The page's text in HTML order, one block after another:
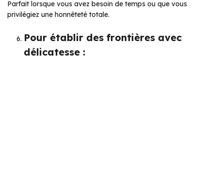
Parfait lorsque vous avez besoin de temps ou que vous
privilégiez une honnêteté totale.
Pour établir des frontières avec
délicatesse :